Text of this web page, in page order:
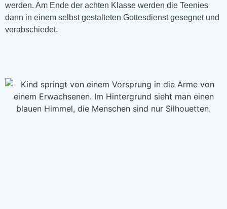
werden. Am Ende der achten Klasse werden die Teenies
dann in einem selbst gestalteten Gottesdienst gesegnet und
verabschiedet.